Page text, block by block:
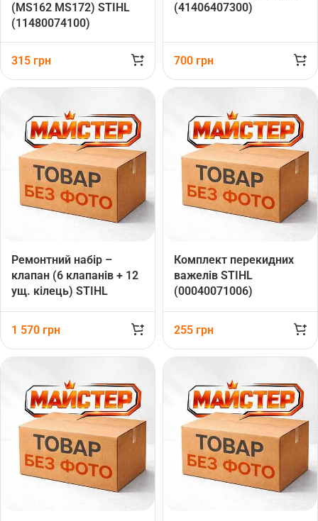
(MS162 MS172) STIHL
(11480074100)
315 грн
(41406407300)
700 грн
Ремонтний набір –
клапан (6 клапанів + 12
ущ. кілець) STIHL
1 570 грн
Комплект перекидних
важелів STIHL
(00040071006)
255 грн